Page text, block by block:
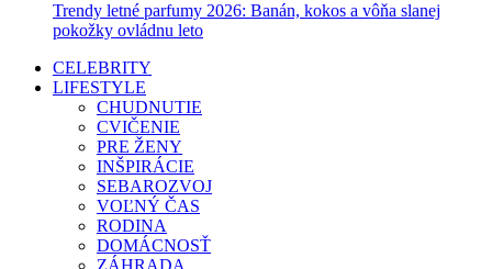
Trendy letné parfumy 2026: Banán, kokos a vôňa slanej
pokožky ovládnu leto
CELEBRITY
LIFESTYLE
CHUDNUTIE
CVIČENIE
PRE ŽENY
INŠPIRÁCIE
SEBAROZVOJ
VOĽNÝ ČAS
RODINA
DOMÁCNOSŤ
ZÁHRADA